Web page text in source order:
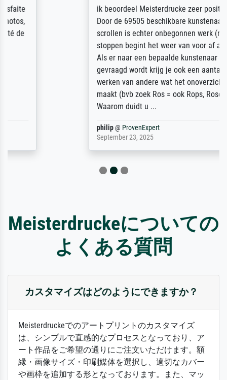
ik beoordeel Meisterdrucke zeer positief.
Door de 69505 beschikbare kunstenaars
scrollen is echter onbegonnen werk (na
stoppen begint het weer van voor af aan).
Als er naar een bepaalde kunstenaar
gevraagd wordt krijg je ook een aantal
werken van andere wat het onoverzichtelijk
maakt (bvb zoek Ros = ook Rops, Rose etc).
Waarom duidt u ...
ProvenExpert
September 23, 2025
Meisterdruckeについての
よくある質問
カスタマイズはどのようにできますか？
Meisterdruckeでのアートプリントのカスタマイズ
は、シンプルで直感的なプロセスとなっており、ア
ート作品をご希望の通りにご注文いただけます。額
縁・画像サイズ・印刷媒体を選択し、適切なカバー
や画枠を追加する形となっております。また、マッ